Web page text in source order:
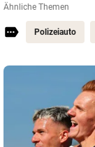
Ähnliche Themen
Polizeiauto